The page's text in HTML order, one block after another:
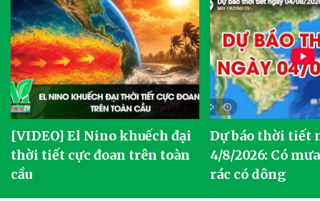
[VIDEO] El Nino khuếch đại
thời tiết cực đoan trên toàn
cầu
Dự báo thời tiết
4/8/2026: Có
rác có dông